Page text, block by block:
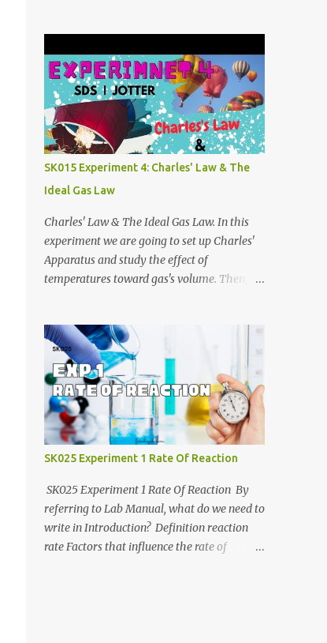
https://anyflip.com/qgqpm/dyre/ 2012/2013
: https://anyflip.com/qgqpm/iexf/
2013/2014:
https://anyflip.com/qgqpm/lqgy/ 2014/2015:
https://anyflip.com/qgqpm/ccih/ 2015/2016:
https://anyflip.com/qgqpm/xaku/
2016/2017: https://anyflip.com/qgqpm/adkc
2017/2018: https://anyflip.com/pnrrr/mfyv
SK025 2018/2019:
https://anyflip.com/pnrrr/iiyh 2019/2020:
https://anyflip.com/yrcyt/uzxe/ 2020/2021:
https://anyflip.com/yrcyt/psud/ 2021/2022:
Google. Bukan disediakan oleh admin.
Admin hanya membuat compilation sahaja.
SK015 Experiment 4: Charles' Law & The
Ideal Gas Law
Charles' Law & The Ideal Gas Law. In this
experiment we are going to set up Charles'
Apparatus and study the effect of
temperatures toward gas's volume. Then, we
CraxLab KMPP Demonstration video by Unit
Kimia KMPk Result and Discussion by
CraxLab KMPP
SK025 Experiment 1 Rate Of Reaction
SK025 Experiment 1 Rate Of Reaction By
referring to Lab Manual, what do we need to
write in Introduction? Definition reaction
rate Factors that influence the rate of